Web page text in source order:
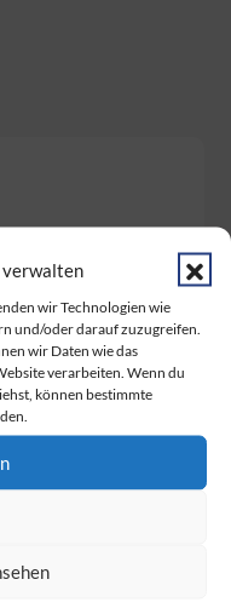
verwalten
wir Technologien wie
und/oder darauf zuzugreifen.
wir Daten wie das
verarbeiten. Wenn du
können bestimmte
BabyOne den